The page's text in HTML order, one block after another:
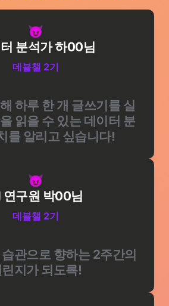
😈
분석가 하00님
데블챌 2기
하루 한 개 글쓰기를 실
읽을 수 있는 데이터 분
를 알리고 싶습니다!
😈
연구원 박00님
데블챌 2기
관으로 향하는 2주간의
지가 되도록!